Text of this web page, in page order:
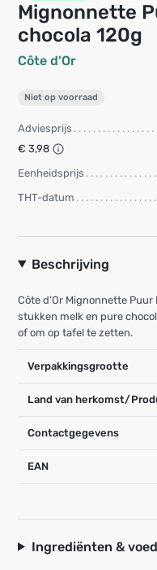
Mignonnette Puur Melk Mix
chocola 120g
Côte d'Or
Niet op voorraad
Adviesprijs
€ 3,98
Eenheidsprijs
THT-datum
Beschrijving
Côte d’Or Mignonnette
stukken melk en pure
of om op tafel te zetten.
Verpakkingsgrootte
Land van herkomst/
Contactgegevens
EAN
Ingrediënten &